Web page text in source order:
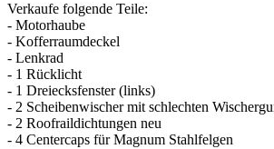
Verkaufe folgende Teile:
- Motorhaube
- Kofferraumdeckel
- Lenkrad
- 1 Rücklicht
- 1 Dreiecksfenster (links)
- 2 Scheibenwischer mit schlechten
- 2 Roofraildichtungen neu
- 4 Centercaps für Magnum Stahlfelgen